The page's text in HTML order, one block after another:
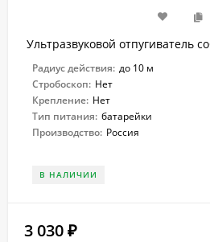
Ультразвуковой отпугиватель
Радиус действия: до 10 м
Стробоскоп: Нет
Крепление: Нет
Тип питания: батарейки
Производство: Россия
В НАЛИЧИИ
3 030 ₽